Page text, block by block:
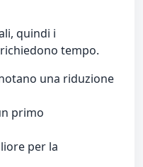
quindi i
tempo.
una riduzione
primo
per la